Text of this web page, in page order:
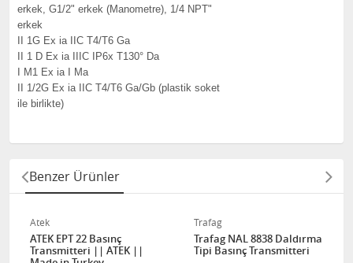
erkek, G1/2" erkek (Manometre), 1/4 NPT"
erkek
II 1G Ex ia IIC T4/T6 Ga
II 1 D Ex ia IIIC IP6x T130° Da
I M1 Ex ia I Ma
II 1/2G Ex ia IIC T4/T6 Ga/Gb (plastik soket
ile birlikte)
Benzer Ürünler
Atek
ATEK EPT 22 Basınç
Transmitteri || ATEK ||
Trafag
Trafag NAL 8838 Daldırma
Tipi Basınç Transmitteri